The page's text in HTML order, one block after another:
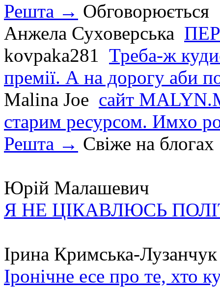
Решта → Обговорюється
Анжела Суховерська
kovpaka281 Треба-ж
премії. А на дорогу аби
Malina Joe сайт
старим ресурсом. Имхо
Решта → Свіже на блогах
Юрій Малашевич
Я НЕ ЦІКАВЛЮСЬ
Ірина Кримська-Лузанчук
Іронічне есе про те, хто